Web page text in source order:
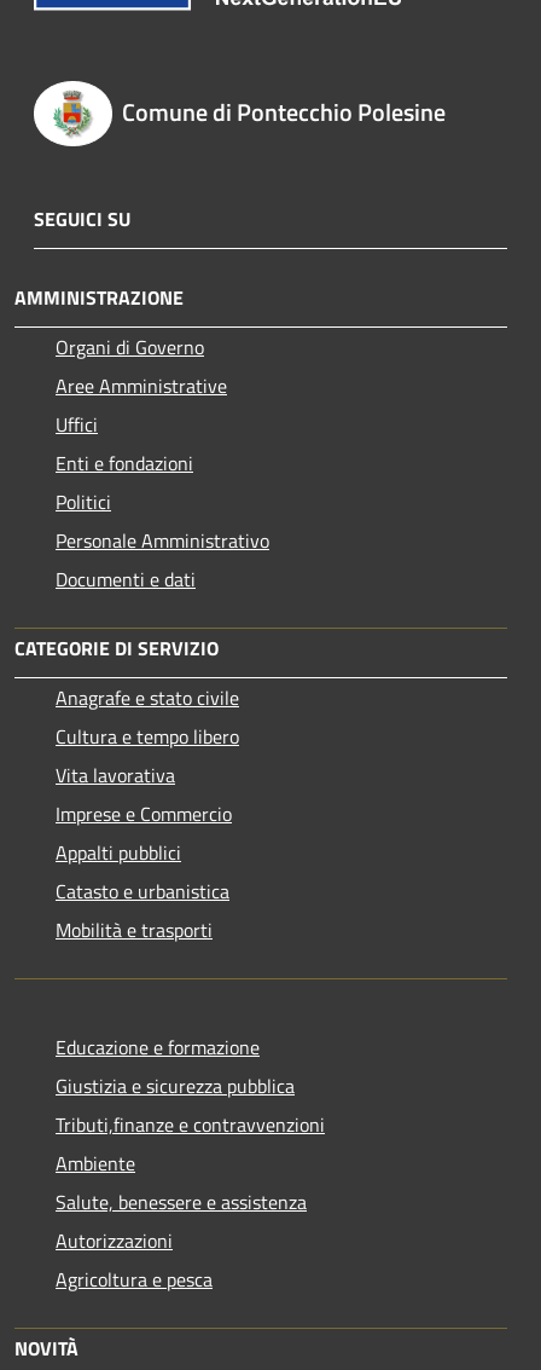
Comune di Pontecchio Polesine
SEGUICI SU
AMMINISTRAZIONE
Organi di Governo
Aree Amministrative
Uffici
Enti e fondazioni
Politici
Personale Amministrativo
Documenti e dati
CATEGORIE DI SERVIZIO
Anagrafe e stato civile
Cultura e tempo libero
Vita lavorativa
Imprese e Commercio
Appalti pubblici
Catasto e urbanistica
Mobilità e trasporti
Educazione e formazione
Giustizia e sicurezza pubblica
Tributi,finanze e contravvenzioni
Ambiente
Salute, benessere e assistenza
Autorizzazioni
Agricoltura e pesca
NOVITÀ